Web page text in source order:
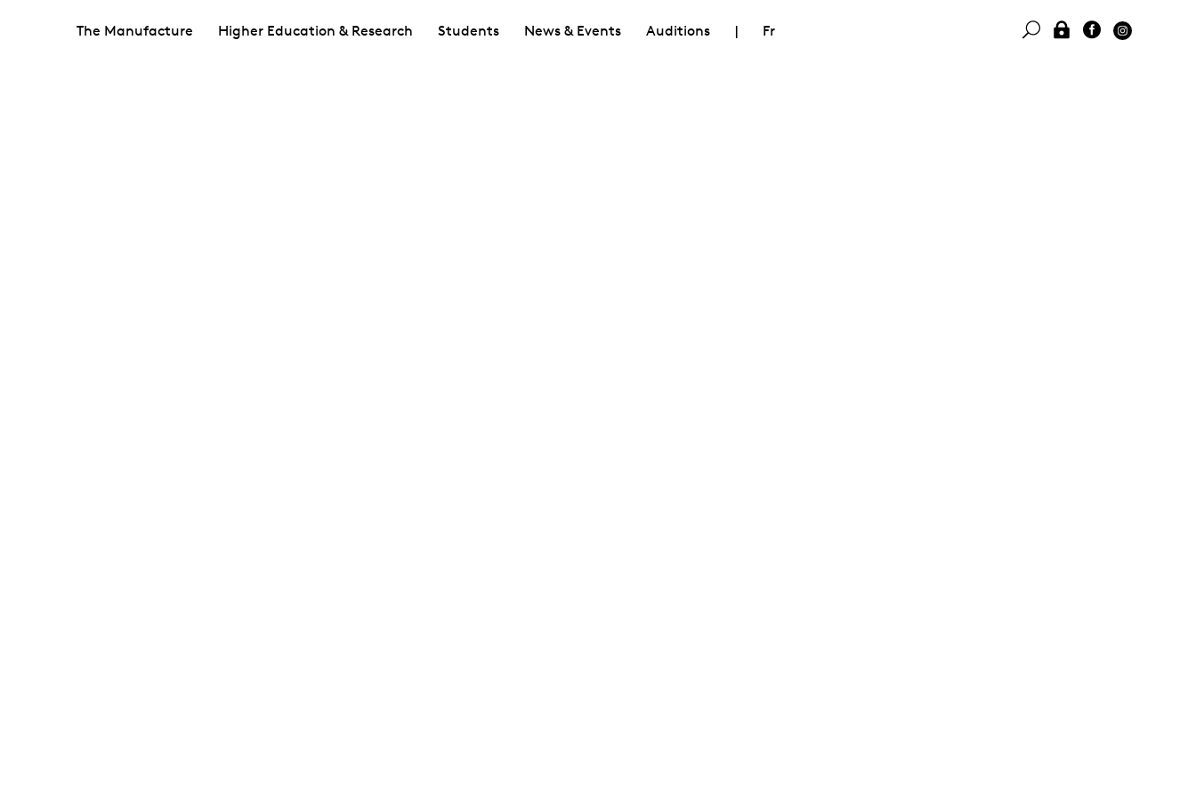
The Manufacture Higher Education & Research Students News & Events Auditions | Fr